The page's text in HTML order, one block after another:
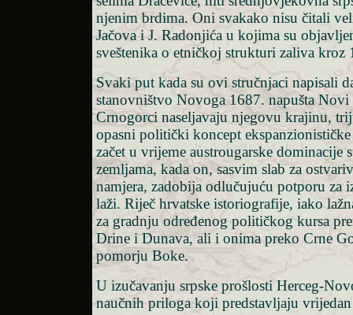
njenim brdima. Oni svakako nisu čitali
Jačova i J. Radonjića u kojima su
sveštenika o etničkoj strukturi zaliva kroz
Svaki put kada su ovi stručnjaci napisali
stanovništvo Novoga 1687. napušta Novi
Crnogorci naseljavaju njegovu krajinu,
opasni politički koncept
začet u vrijeme austrougarske dominacije
zemljama, kada on, sasvim slab za
namjera, zadobija odlučujuću potporu za
laži. Riječ hrvatske istoriografije, iako
za gradnju određenog političkog kursa
Drine i Dunava, ali i onima preko Crne
pomorju Boke.
U izučavanju srpske prošlosti Herceg-
naučnih priloga koji predstavljaju